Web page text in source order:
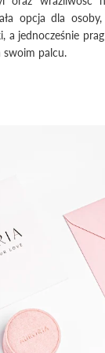
opcja dla
a jednocześnie
swoim palcu.